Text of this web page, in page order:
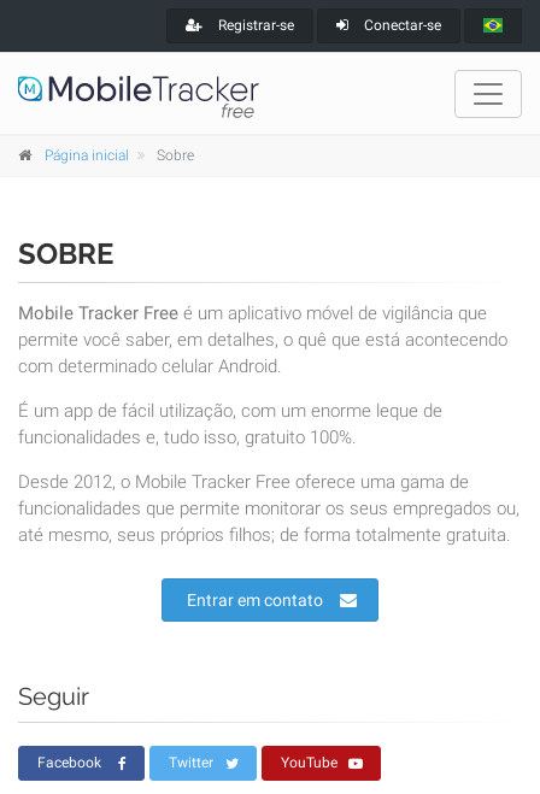
Registrar-se Conectar-se
Página inicial Sobre
SOBRE
Mobile Tracker Free é um aplicativo móvel de vigilância que
permite você saber, em detalhes, o quê que está acontecendo
com determinado celular Android.
É um app de fácil utilização, com um enorme leque de
funcionalidades e, tudo isso, gratuito 100%.
Desde 2012, o Mobile Tracker Free oferece uma gama de
funcionalidades que permite monitorar os seus empregados ou,
até mesmo, seus próprios filhos; de forma totalmente gratuita.
Entrar em contato
Seguir
Facebook Twitter YouTube